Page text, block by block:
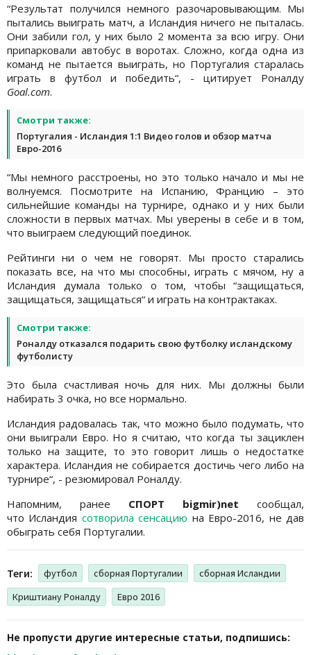
“Результат получился немного разочаровывающим. Мы
пытались выиграть матч, а Исландия ничего не пыталась.
Они забили гол, у них было 2 момента за всю игру. Они
припарковали автобус в воротах. Сложно, когда одна из
команд не пытается выиграть, но Португалия старалась
играть в футбол и победить“, - цитирует Роналду
Goal.com.
Смотри также:
Португалия - Исландия 1:1 Видео голов и обзор матча
Евро-2016
“Мы немного расстроены, но это только начало и мы не
волнуемся. Посмотрите на Испанию, Францию – это
сильнейшие команды на турнире, однако и у них были
сложности в первых матчах. Мы уверены в себе и в том,
что выиграем следующий поединок.
Рейтинги ни о чем не говорят. Мы просто старались
показать все, на что мы способны, играть с мячом, ну а
Исландия думала только о том, чтобы “защищаться,
защищаться, защищаться“ и играть на контрактаках.
Смотри также:
Роналду отказался подарить свою футболку исландскому
футболисту
Это была счастливая ночь для них. Мы должны были
набирать 3 очка, но все нормально.
Исландия радовалась так, что можно было подумать, что
они выиграли Евро. Но я считаю, что когда ты зациклен
только на защите, то это говорит лишь о недостатке
характера. Исландия не собирается достичь чего либо на
турнире“, - резюмировал Роналду.
Напомним, ранее СПОРТ bigmir)net сообщал,
что Исландия сотворила сенсацию на Евро-2016, не дав
обыграть себя Португалии.
Теги: футбол сборная Португалии
сборная Исландии
Криштиану Роналду
Евро 2016
Не пропусти другие интересные статьи, подпишись: